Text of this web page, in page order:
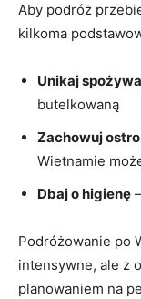
Aby ⁤podróż
kilkoma
Unikaj
butelkowaną
Zachowuj
‌Wietnamie
Dbaj‌ o higienę
Podróżowanie ‌po
‌intensywne, ale z
planowaniem na